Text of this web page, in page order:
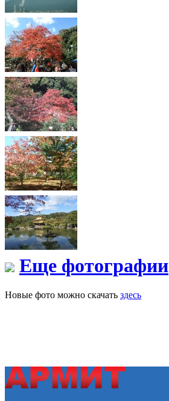
Еще фотографии
Новые фото можно скачать здесь